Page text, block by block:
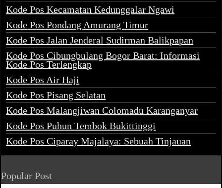
Kode Pos Kecamatan Kedunggalar Ngawi
Kode Pos Pondang Amurang Timur
Kode Pos Jalan Jenderal Sudirman Balikpapan
Kode Pos Cibungbulang Bogor Barat: Informasi
Kode Pos Terlengkap
Kode Pos Air Haji
Kode Pos Pisang Selatan
Kode Pos Malangjiwan Colomadu Karanganyar
Kode Pos Puhun Tembok Bukittinggi
Kode Pos Ciparay Majalaya: Sebuah Tinjauan
Popular Post